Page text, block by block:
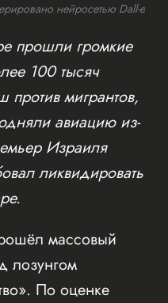
нейросетью Dall-e
прошли громкие
100 тысяч
мигрантов,
авиацию из-
Израиля
ликвидировать
массовый
лозунгом
По оценке